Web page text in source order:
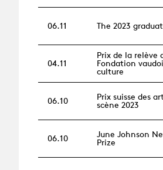
06.11 The 2023
04.11
Prix de la relève
Fondation
culture
06.10
Prix suisse des
scène 2023
06.10
June Johnson
Prize